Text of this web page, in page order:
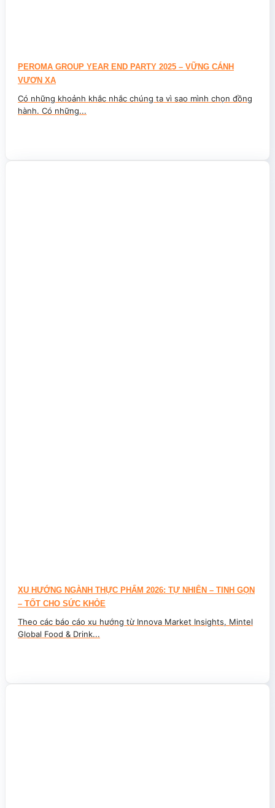
PEROMA GROUP YEAR END PARTY 2025 – VỮNG CÁNH
VƯƠN XA
Có những khoảnh khắc nhắc chúng ta vì sao mình chọn đồng
hành. Có những...
XU HƯỚNG NGÀNH THỰC PHẨM 2026: TỰ NHIÊN – TINH GỌN
– TỐT CHO SỨC KHỎE
Theo các báo cáo xu hướng từ Innova Market Insights, Mintel
Global Food & Drink...